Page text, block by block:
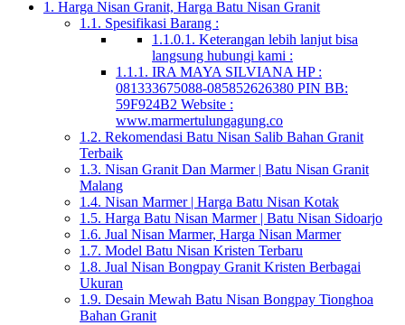
1. Harga Nisan Granit, Harga Batu Nisan Granit
1.1. Spesifikasi Barang :
1.1.0.1. Keterangan lebih lanjut bisa
langsung hubungi kami :
1.1.1. IRA MAYA SILVIANA HP :
081333675088-085852626380 PIN BB:
59F924B2 Website :
www.marmertulungagung.co
1.2. Rekomendasi Batu Nisan Salib Bahan Granit
Terbaik
1.3. Nisan Granit Dan Marmer | Batu Nisan Granit
Malang
1.4. Nisan Marmer | Harga Batu Nisan Kotak
1.5. Harga Batu Nisan Marmer | Batu Nisan Sidoarjo
1.6. Jual Nisan Marmer, Harga Nisan Marmer
1.7. Model Batu Nisan Kristen Terbaru
1.8. Jual Nisan Bongpay Granit Kristen Berbagai
Ukuran
1.9. Desain Mewah Batu Nisan Bongpay Tionghoa
Bahan Granit